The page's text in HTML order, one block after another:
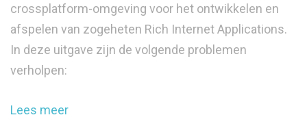
crossplatform-omgeving voor het ontwikkelen en
afspelen van zogeheten Rich Internet Applications.
In deze uitgave zijn de volgende problemen
verholpen:
Lees meer